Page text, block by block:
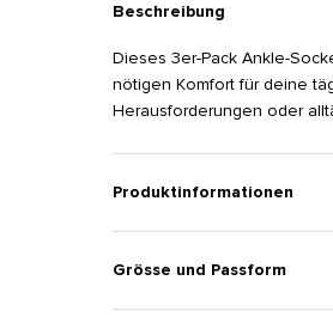
Beschreibung
Dieses 3er-Pack Ankle-
nötigen Komfort für deine
Herausforderungen oder
Produktinformationen
Grösse und Passform